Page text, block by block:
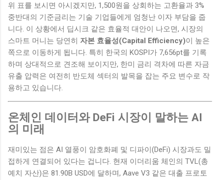
위 표를 보시면 아시겠지만, 1,500원을 상회하는 고환율과 3%
중반대의 기준금리는 기술 기업들에게 엄청난 이자 부담을 줍
니다. 이 상황에서 딥시크 같은 효율적 대안이 나오면, 시장의
스마트 머니는 당연히 자본 효율성(Capital Efficiency)이 높은
쪽으로 이동하게 됩니다. 특히 한국의 KOSPI가 7,656pt를 기록
하며 상대적으로 견조해 보이지만, 한미 금리 격차에 따른 자금
유출 압력은 여전히 반도체 섹터의 발목을 잡는 주요 변수로 작
용하고 있습니다.
온체인 데이터와 DeFi 시장이 말하는 AI
의 미래
재미있는 점은 AI 열풍이 암호화폐 및 디파이(DeFi) 시장과도 밀
접하게 연결되어 있다는 겁니다. 현재 이더리움 체인의 TVL(총
예치 자산)은 81.90B USD에 달하며, Aave V3 같은 대출 프로토